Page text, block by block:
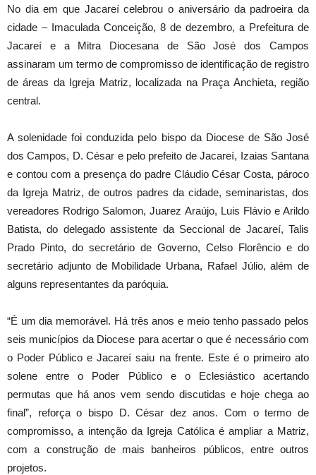
No dia em que Jacareí celebrou o aniversário da padroeira da
cidade – Imaculada Conceição, 8 de dezembro, a Prefeitura de
Jacareí e a Mitra Diocesana de São José dos Campos
assinaram um termo de compromisso de identificação de registro
de áreas da Igreja Matriz, localizada na Praça Anchieta, região
central.
A solenidade foi conduzida pelo bispo da Diocese de São José
dos Campos, D. César e pelo prefeito de Jacareí, Izaias Santana
e contou com a presença do padre Cláudio César Costa, pároco
da Igreja Matriz, de outros padres da cidade, seminaristas, dos
vereadores Rodrigo Salomon, Juarez Araújo, Luis Flávio e Arildo
Batista, do delegado assistente da Seccional de Jacareí, Talis
Prado Pinto, do secretário de Governo, Celso Florêncio e do
secretário adjunto de Mobilidade Urbana, Rafael Júlio, além de
alguns representantes da paróquia.
“É um dia memorável. Há três anos e meio tenho passado pelos
seis municípios da Diocese para acertar o que é necessário com
o Poder Público e Jacareí saiu na frente. Este é o primeiro ato
solene entre o Poder Público e o Eclesiástico acertando
permutas que há anos vem sendo discutidas e hoje chega ao
final”, reforça o bispo D. César dez anos. Com o termo de
compromisso, a intenção da Igreja Católica é ampliar a Matriz,
com a construção de mais banheiros públicos, entre outros
projetos.